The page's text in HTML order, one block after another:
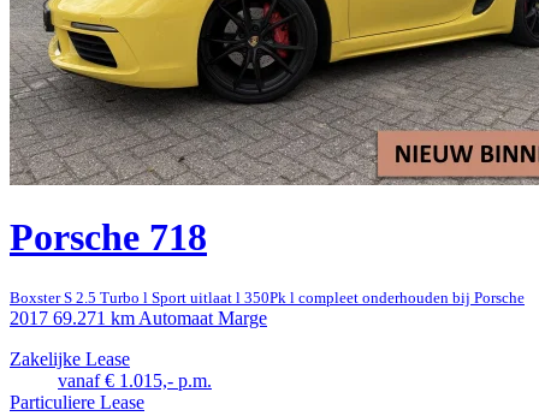
Porsche 718
Boxster S 2.5 Turbo l Sport uitlaat l 350Pk l compleet onderhouden bij Porsche
2017 69.271 km Automaat Marge
Zakelijke Lease
vanaf € 1.015,- p.m.
Particuliere Lease